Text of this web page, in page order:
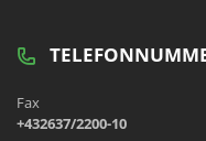
Fax
+432637/2200-10